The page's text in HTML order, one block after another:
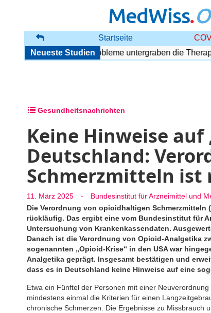
MedWiss.
Startseite
Neueste Studien
Begleitende Probleme untergraben die Therapie
Gesundheitsnachrichten
Keine Hinweise auf
Deutschland:
Schmerzmitteln ist
11. März 2025 -
Bundesinstitut für Arzneimittel und
Die Verordnung von opioidhaltigen
rückläufig. Das ergibt eine vom Bundesinstitut für
Untersuchung von Krankenkassendaten.
Danach ist die Verordnung von Opioid-Analgetika
sogenannten „Opioid-Krise“ in den USA war
Analgetika geprägt. Insgesamt bestätigen und
dass es in Deutschland keine Hinweise auf eine
Etwa ein Fünftel der Personen mit einer
mindestens einmal die Kriterien für einen
chronische Schmerzen. Die Ergebnisse zu Missbrauch